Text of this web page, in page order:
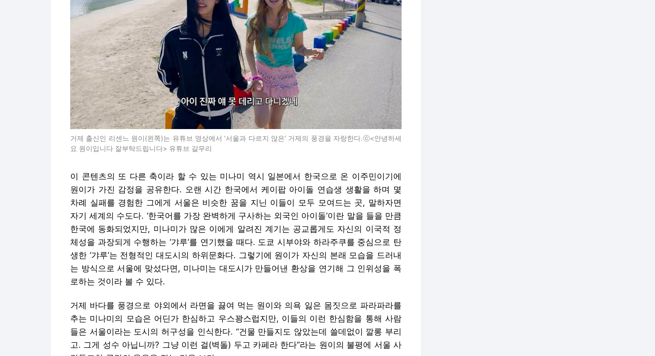
거제 출신인 리센느 원이(왼쪽)는 유튜브 영상에서 ‘서울과 다르지 않은’ 거제의 풍경을 자랑한다.ⓒ<안녕하세
요 원이입니다 잘부탁드립니다> 유튜브 갈무리
이 콘텐츠의 또 다른 축이라 할 수 있는 미나미 역시 일본에서 한국으로 온 이주민이기에
원이가 가진 감정을 공유한다. 오랜 시간 한국에서 케이팝 아이돌 연습생 생활을 하며 몇
차례 실패를 경험한 그에게 서울은 비슷한 꿈을 지닌 이들이 모두 모여드는 곳, 말하자면
자기 세계의 수도다. ‘한국어를 가장 완벽하게 구사하는 외국인 아이돌’이란 말을 들을 만큼
한국에 동화되었지만, 미나미가 많은 이에게 알려진 계기는 공교롭게도 자신의 이국적 정
체성을 과장되게 수행하는 ‘갸루’를 연기했을 때다. 도쿄 시부야와 하라주쿠를 중심으로 탄
생한 ‘갸루’는 전형적인 대도시의 하위문화다. 그렇기에 원이가 자신의 본래 모습을 드러내
는 방식으로 서울에 맞섰다면, 미나미는 대도시가 만들어낸 환상을 연기해 그 인위성을 폭
로하는 것이라 볼 수 있다.
거제 바다를 풍경으로 야외에서 라면을 끓여 먹는 원이와 의욕 잃은 몸짓으로 파라파라를
추는 미나미의 모습은 어딘가 한심하고 우스꽝스럽지만, 이들의 이런 한심함을 통해 사람
들은 서울이라는 도시의 허구성을 인식한다. “건물 만들지도 않았는데 쓸데없이 깔롱 부리
고. 그게 성수 아닙니까? 그냥 이런 걸(벽돌) 두고 카페라 한다”라는 원이의 불평에 서울 사